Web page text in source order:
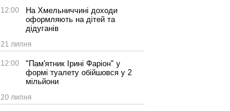
12:00
На Хмельниччині доходи
оформляють на дітей та
дідуганів
21 липня
12:00
"Пам'ятник Ірині Фаріон" у
формі туалету обійшовся у 2
мільйони
20 липня